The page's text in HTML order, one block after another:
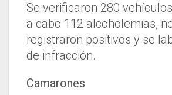
Se verificaron 280
a cabo 112 alcoholemias,
registraron positivos y se
de infracción.
Camarones